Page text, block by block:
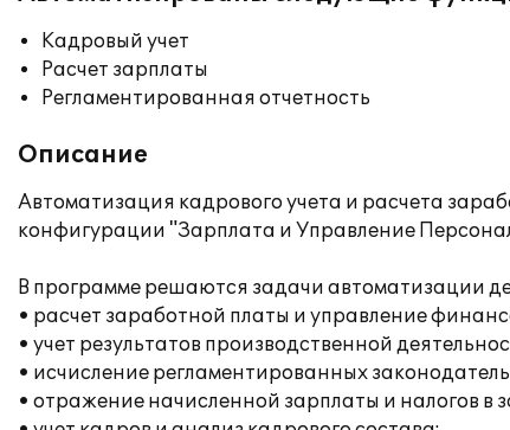
Кадровый учет
Расчет зарплаты
Регламентированная отчетность
Описание
Автоматизация кадрового учета и расчета
конфигурации "Зарплата и Управление
В программе решаются задачи автоматизации
• расчет заработной платы и управление
• учет результатов производственной
• исчисление регламентированных
• отражение начисленной зарплаты и налогов в